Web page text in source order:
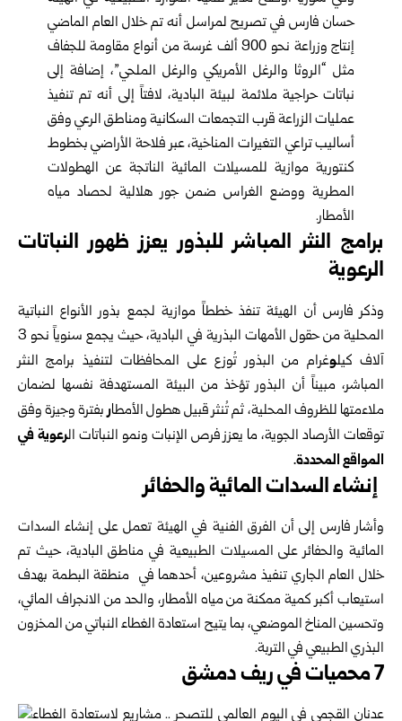
حسان فارس في تصريح لمراسل أنه تم خلال العام الماضي
إنتاج وزراعة نحو 900 ألف غرسة من أنواع مقاومة للجفاف
مثل “الروثا والرغل الأمريكي والرغل الملحي”، إضافة إلى
نباتات حراجية ملائمة لبيئة البادية، لافتاً إلى أنه تم تنفيذ
عمليات الزراعة قرب التجمعات السكانية ومناطق الرعي وفق
أساليب تراعي التغيرات المناخية، عبر فلاحة الأراضي بخطوط
كنتورية موازية للمسيلات المائية الناتجة عن الهطولات
المطرية ووضع الغراس ضمن جور هلالية لحصاد مياه
الأمطار.
برامج النثر المباشر للبذور يعزز ظهور النباتات
الرعوية
وذكر فارس أن الهيئة تنفذ خططاً موازية لجمع بذور الأنواع النباتية
المحلية من حقول الأمهات البذرية في البادية، حيث يجمع سنوياً نحو 3
آلاف كيلوغرام من البذور تُوزع على المحافظات لتنفيذ برامج النثر
المباشر، مبيناً أن البذور تؤخذ من البيئة المستهدفة نفسها لضمان
ملاءمتها للظروف المحلية، ثم تُنثر قبيل هطول الأمطاربفترة وجيزة وفق
توقعات الأرصاد الجوية، ما يعزز فرص الإنبات ونمو النباتات الرعوية في
المواقع المحددة.
إنشاء السدات المائية والحفائر
وأشار فارس إلى أن الفرق الفنية في الهيئة تعمل على إنشاء السدات
المائية والحفائر على المسيلات الطبيعية في مناطق البادية، حيث تم
خلال العام الجاري تنفيذ مشروعين، أحدهما في منطقة البطمة بهدف
استيعاب أكبر كمية ممكنة من مياه الأمطار، والحد من الانجراف المائي،
وتحسين المناخ الموضعي، بما يتيح استعادة الغطاء النباتي من المخزون
البذري الطبيعي في التربة.
7 محميات في ريف دمشق